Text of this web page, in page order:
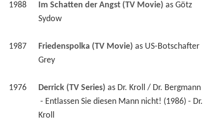
1988 Im Schatten der Angst (TV Movie) as Götz
Sydow
1987 Friedenspolka (TV Movie) as US-Botschafter
Grey
1976 Derrick (TV Series) as Dr. Kroll / Dr. Bergmann
Kroll